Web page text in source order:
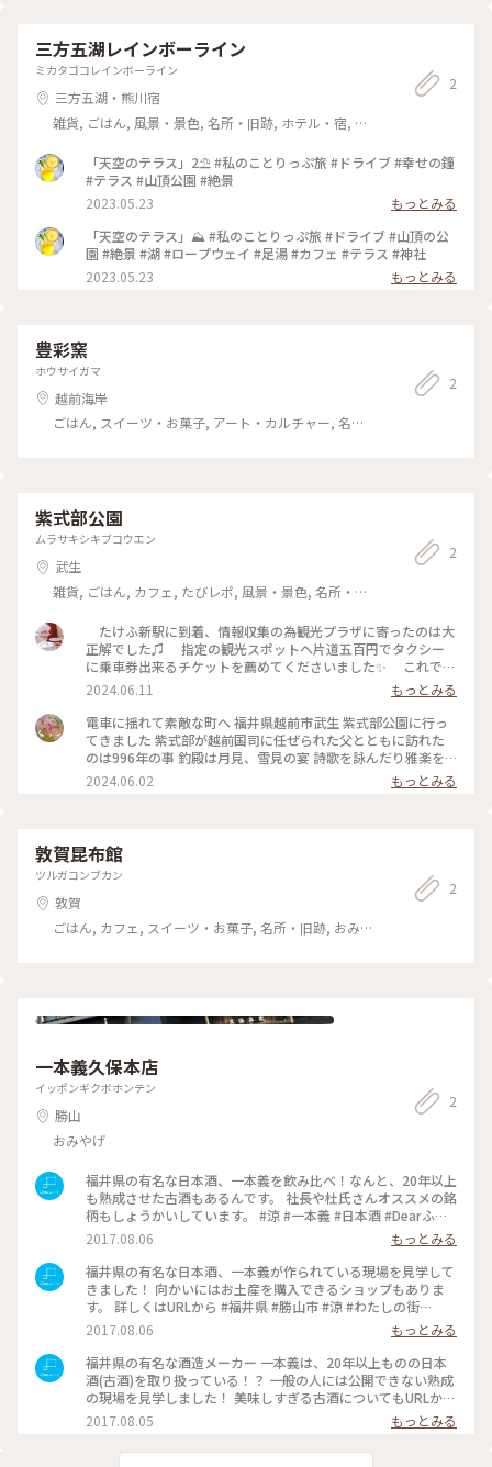
三方五湖レインボーライン
ミカタゴコレインボーライン
三方五湖・熊川宿
雑貨, ごはん, 風景・景色, 名所・旧跡, ホテル・宿, お
2
「天空のテラス」2⛱️ #私のことりっぷ旅 #ドライブ #幸せの鐘
#テラス #山頂公園 #絶景
2023.05.23
もっとみる
「天空のテラス」⛰️ #私のことりっぷ旅 #ドライブ #山頂の公
園 #絶景 #湖 #ロープウェイ #足湯 #カフェ #テラス #神社
2023.05.23
もっとみる
豊彩窯
ホウサイガマ
越前海岸
ごはん, スイーツ・お菓子, アート・カルチャー, 名
2
紫式部公園
ムラサキシキブコウエン
武生
雑貨, ごはん, カフェ, たびレポ, 風景・景色, 名所・旧
2
たけふ新駅に到着、情報収集の為観光プラザに寄ったのは大
正解でした♫ 指定の観光スポットへ片道五百円でタクシー
に乗車券出来るチケットを薦めてくださいました✨ これで時
短＆お特にあちらこちらへ移動が叶いました。 期間限定な
のでご確認くださいね。 難点は早目に連絡を取らないと、
タクシーの到着に時間を要します。 お特チケットでまず向か
ったのは、「紫式部公園」です💜 富山の素敵ユーザーさん
が最近素晴らしい投稿なさっています💜 大河ドラマでも越
前武生編に移りましたが、紫式部は僅か１年と少ししか滞在し
なかったようです。 タクシーの運転手さんによると、昔はか
な看板等を見かけました。 紫式部公園は珍しい寝殿造の建
物や庭が、精巧な時代考証の下作られています。 平安絵巻に
描かれた雅な世界を体感出来ました。 美しい色の畳の上に
は、書をたしなむ様な台も置かれ、しばし十二単衣を纏、袖が
想💜 園内には、紫式部の越前武生について歌った歌碑が幾
も眺められる庭、日野山は山の宝石の山菜の宝庫の様です。
した。 お隣の紫式部を深掘できる館には、地元の越前和紙
で作られた、当時の生活を知ることの出来る作品が見事でし
た。 楽しかったのは、自分がどんな姫タイプかを知ること
生#観光プラザでお得情報#タクシー五百円チケット#福井旅#
園#神殿造り#総檜造り#美しい畳#紫式部になりきり書を嗜む#
美しい庭#都と想い人への刹那い想い#紫式部の館#楽しい演出
#mg旅
2024.06.11
もっとみる
電車に揺れて素敵な町へ 福井県越前市武生 紫式部公園に行っ
てきました 紫式部が越前国司に任ぜられた父とともに訪れた
のは996年の事 釣殿は月見、雪見の宴 詩歌を詠んだり雅楽を
演奏したり 東から西へと渡る月がいつまでも池の水面に映る
ように東西に長く造られています ここにかく 日野の杉む
た 京の都の小塩山の松にも今日は雪が散り乱れて降っている
のであろうか 都への思いを詠んだ歌です 富山のあいの風鉄道
石川のIRいしかわ鉄道 福井のハピラインふくい(写真) 3つの電
車を乗り継いで一日ゆったり 電車もゆったり 景色もゆった
素敵な町へ #紫式部公園 #日野山
2024.06.02 もっとみる
敦賀昆布館
ツルガコンブカン
敦賀
ごはん, カフェ, スイーツ・お菓子, 名所・旧跡, おみ
2
一本義久保本店
イッポンギクボホンテン
勝山
おみやげ
2
福井県の有名な日本酒、一本義を飲み比べ！なんと、20年以上
も熟成させた古酒もあるんです。 社長や杜氏さんオススメの銘
柄もしょうかいしています。 #涼 #一本義 #日本酒 #Dearふく
い #福井県 #勝山市 #わたしの街
2017.08.06
もっとみる
福井県の有名な日本酒、一本義が作られている現場を見学して
きました！ 向かいにはお土産を購入できるショップもありま
す。 詳しくはURLから #福井県 #勝山市 #涼 #わたしの街
#Dearふくい #日本酒 #一本義
2017.08.06
もっとみる
福井県の有名な酒造メーカー 一本義は、20年以上ものの日本
酒(古酒)を取り扱っている！？ 一般の人には公開できない熟成
の現場を見学しました！ 美味しすぎる古酒についてもURLから
どうぞ！ #涼 #Dearふくい #福井県 #勝山市 #福井市 #日本酒 #
古酒 #長期熟成酒 #一本義
2017.08.05 もっとみる